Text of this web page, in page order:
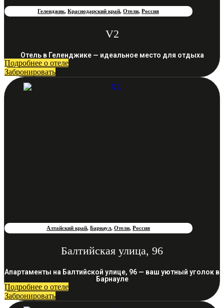
Геленджик,Краснодарский край,Отели,Россия
V2
Отель в Геленджике — идеальное место для отдыха
Подробнее о отеле
Забронировать
Алтайский край,Барнаул,Отели,Россия
Балтийская улица, 96
Апартаменты на Балтийской улице, 96 — ваш уютный уголок в
Барнауле
Подробнее о отеле
Забронировать